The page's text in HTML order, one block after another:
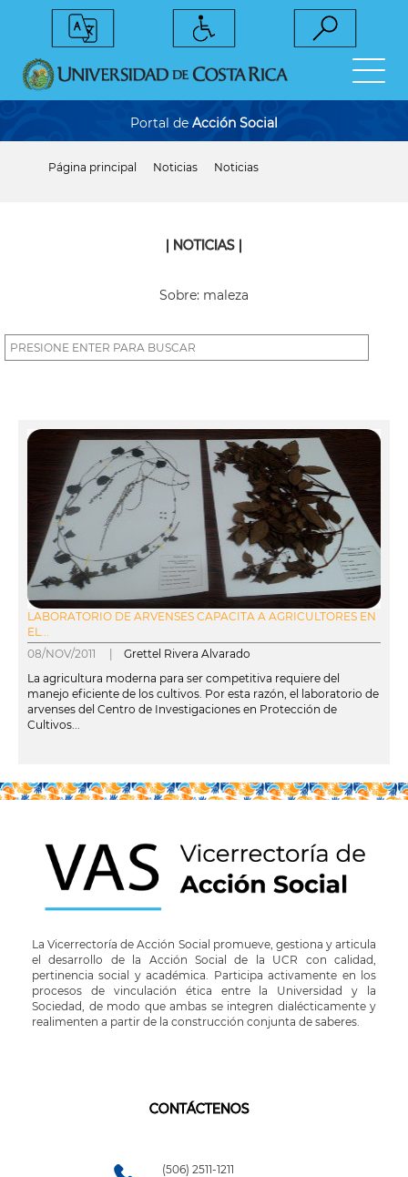
Portal de Acción Social
Página principal Noticias Noticias
| NOTICIAS |
Sobre: maleza
LABORATORIO DE ARVENSES CAPACITA A AGRICULTORES EN
EL...
08/NOV/2011 | Grettel Rivera Alvarado
La agricultura moderna para ser competitiva requiere del
manejo eficiente de los cultivos. Por esta razón, el laboratorio de
arvenses del Centro de Investigaciones en Protección de
Cultivos...
La Vicerrectoría de Acción Social promueve, gestiona y articula
el desarrollo de la Acción Social de la UCR con calidad,
pertinencia social y académica. Participa activamente en los
procesos de vinculación ética entre la Universidad y la
Sociedad, de modo que ambas se integren dialécticamente y
realimenten a partir de la construcción conjunta de saberes.
CONTÁCTENOS
(506) 2511-1211